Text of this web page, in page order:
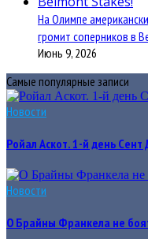
На Олимпе
громит соперников в
Июнь 9, 2026
Самые популярные записи
Новости
Ройал Аскот. 1-й день
Новости
О Брайны Франкела не